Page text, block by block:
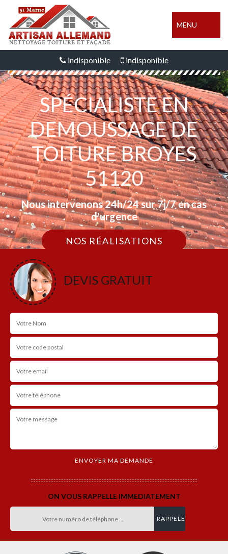
MENU
indisponible indisponible
SPÉCIALISTE EN
DEMOUSSAGE DE
TOITURE BROYES
51120
Nous intervenons 24h/24 sur 7j/7 en cas
d'urgence
NOS RÉALISATIONS
DEVIS GRATUIT
ON VOUS RAPPELLE IMMEDIATEMENT